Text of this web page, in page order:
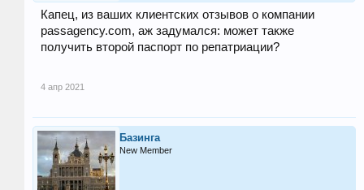
Капец, из ваших клиентских отзывов о компании
passagency.com, аж задумался: может также
получить второй паспорт по репатриации?
4 апр 2021
Базинга
New Member